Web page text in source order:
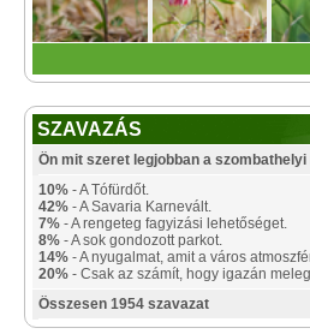
SZAVAZÁS
Ön mit szeret legjobban a
10% - A Tófürdőt.
42% - A Savaria Karnevált.
7% - A rengeteg fagyizási lehetőséget.
8% - A sok gondozott parkot.
14% - A nyugalmat, amit a város
20% - Csak az számít, hogy igazán
Összesen 1954 szavazat